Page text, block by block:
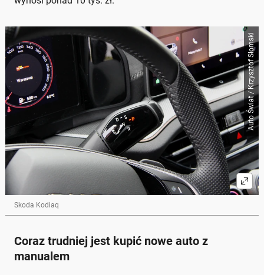
Auto Świat / Krzysztof Słomski
Skoda Kodiaq
Coraz trudniej jest kupić nowe auto z
manualem